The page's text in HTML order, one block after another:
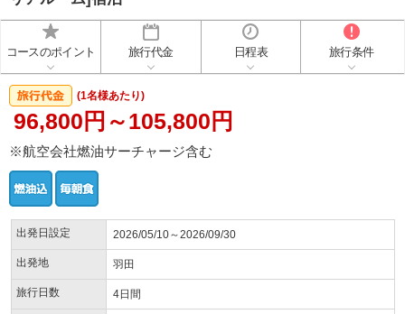
コースのポイント 旅行代金 日程表 旅行条件
(1名様あたり)
96,800円～105,800円
※航空会社燃油サーチャージ含む
出発日設定 2026/05/10～2026/09/30
出発地 羽田
旅行日数 4日間